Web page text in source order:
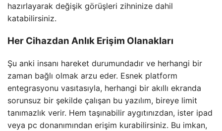
hazırlayarak değişik görüşleri zihninize dahil
katabilirsiniz.
Her Cihazdan Anlık Erişim Olanakları
Şu anki insanı hareket durumundadır ve herhangi bir
zaman bağlı olmak arzu eder. Esnek platform
entegrasyonu vasıtasıyla, herhangi bir akıllı ekranda
sorunsuz bir şekilde çalışan bu yazılım, bireye limit
tanımazlık verir. Hem taşınabilir aygıtınızdan, ister ipad
veya pc donanımından erişim kurabilirsiniz. Bu imkan,